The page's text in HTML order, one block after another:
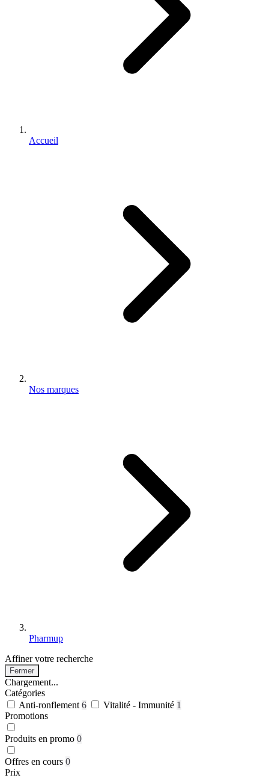
Accueil
Nos marques
Pharmup
Affiner votre recherche
Fermer
Chargement...
Catégories
Anti-ronflement 6 Vitalité - Immunité 1
Promotions
Produits en promo 0
Offres en cours 0
Prix